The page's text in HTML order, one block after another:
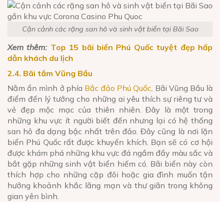
Cận cảnh các rặng san hô và sinh vật biển tại Bãi Sao
Xem thêm: Top 15 bãi biển Phú Quốc tuyệt đẹp hấp
dẫn khách du lịch
2.4. Bãi tắm Vũng Bầu
Nằm ẩn mình ở phía Bắc đảo Phú Quốc, Bãi Vũng Bầu là
điểm đến lý tưởng cho những ai yêu thích sự riêng tư và
vẻ đẹp mộc mạc của thiên nhiên. Đây là một trong
những khu vực ít người biết đến nhưng lại có hệ thống
san hô đa dạng bậc nhất trên đảo. Đây cũng là nơi lặn
biển Phú Quốc rất được khuyến khích. Bạn sẽ có cơ hội
được khám phá những khu vực đá ngầm đầy màu sắc và
bắt gặp những sinh vật biển hiếm có. Bãi biển này còn
thích hợp cho những cặp đôi hoặc gia đình muốn tận
hưởng khoảnh khắc lãng mạn và thư giãn trong không
gian yên bình.